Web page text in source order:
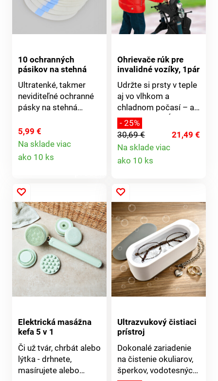
10 ochranných
pásikov na stehná
Ultratenké, takmer
neviditeľné ochranné
pásky na stehná
citlivé miesta pred
odreninami. Lepidlo
šetrné k pokožke,
v teplých dňoch.
Tenké a diskrétne pod
oblečením. Lepidlo
šetrné k pokožke,
bezpečne drží.
Pohodlie v teplých
dňoch. Java.
5,99 €
Na sklade viac
ako 10 ks
Ohrievače rúk pre
invalidné vozíky, 1pár
Udržte si prsty v teple
aj vo vlhkom a
chladnom počasí – a
ruky nebudú kĺzať na
riadidlách chodúľky
alebo invalidného
vozíka: 2 návleky s
príjemnou fleecovou
povrchom. S pútkami
na zapínanie.
- 25%
30,69 €
21,49 €
Na sklade viac
ako 10 ks
Elektrická masážna
kefa 5 v 1
Či už tvár, chrbát alebo
lýtka - drhnete,
masírujete alebo
Ultrazvukový čistiaci
prístroj
Dokonalé zariadenie
na čistenie okuliarov,
šperkov, vodotesných